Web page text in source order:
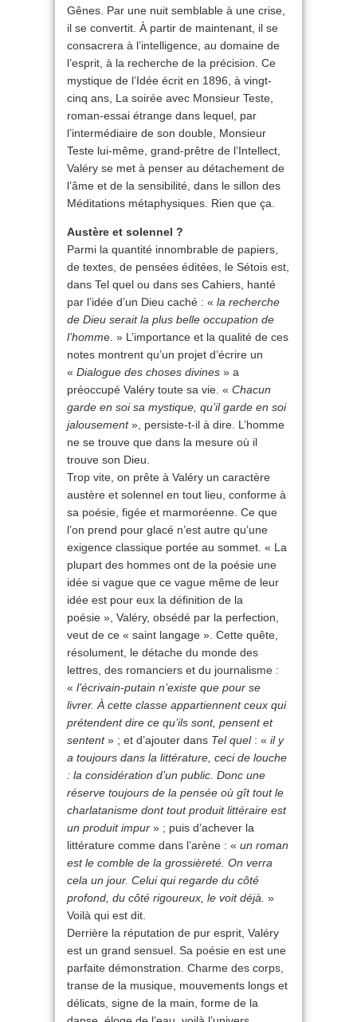
Gênes. Par une nuit semblable à une crise,
il se convertit. À partir de maintenant, il se
consacrera à l’intelligence, au domaine de
l’esprit, à la recherche de la précision. Ce
mystique de l’Idée écrit en 1896, à vingt-
cinq ans, La soirée avec Monsieur Teste,
roman-essai étrange dans lequel, par
l’intermédiaire de son double, Monsieur
Teste lui-même, grand-prêtre de l’Intellect,
Valéry se met à penser au détachement de
l’âme et de la sensibilité, dans le sillon des
Méditations métaphysiques. Rien que ça.
Austère et solennel ?
Parmi la quantité innombrable de papiers,
de textes, de pensées éditées, le Sétois est,
dans Tel quel ou dans ses Cahiers, hanté
par l’idée d’un Dieu caché : « la recherche
de Dieu serait la plus belle occupation de
l’homme. » L’importance et la qualité de ces
notes montrent qu’un projet d’écrire un
« Dialogue des choses divines » a
préoccupé Valéry toute sa vie. « Chacun
garde en soi sa mystique, qu’il garde en soi
jalousement», persiste-t-il à dire. L’homme
ne se trouve que dans la mesure où il
trouve son Dieu.
Trop vite, on prête à Valéry un caractère
austère et solennel en tout lieu, conforme à
sa poésie, figée et marmoréenne. Ce que
l’on prend pour glacé n’est autre qu’une
exigence classique portée au sommet. « La
plupart des hommes ont de la poésie une
idée si vague que ce vague même de leur
idée est pour eux la définition de la
poésie », Valéry, obsédé par la perfection,
veut de ce « saint langage ». Cette quête,
résolument, le détache du monde des
lettres, des romanciers et du journalisme :
« l’écrivain-putain n’existe que pour se
livrer. À cette classe appartiennent ceux qui
prétendent dire ce qu’ils sont, pensent et
sentent» ; et d’ajouter dans Tel quel : « il y
a toujours dans la littérature, ceci de louche
: la considération d’un public. Donc une
réserve toujours de la pensée où gît tout le
charlatanisme dont tout produit littéraire est
un produit impur » ; puis d’achever la
littérature comme dans l’arène : « un roman
est le comble de la grossièreté. On verra
cela un jour. Celui qui regarde du côté
profond, du côté rigoureux, le voit déjà. »
Voilà qui est dit.
Derrière la réputation de pur esprit, Valéry
est un grand sensuel. Sa poésie en est une
parfaite démonstration. Charme des corps,
transe de la musique, mouvements longs et
délicats, signe de la main, forme de la